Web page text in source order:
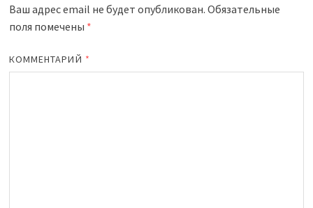
Ваш адрес email не будет опубликован. Обязательные
поля помечены *
КОММЕНТАРИЙ *